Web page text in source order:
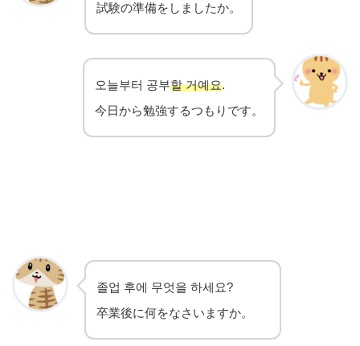
試験の準備をしましたか。
오늘부터 공부할 거예요.
今日から勉強するつもりです。
졸업 후에 무엇을 하세요?
卒業後に何をなさいますか。